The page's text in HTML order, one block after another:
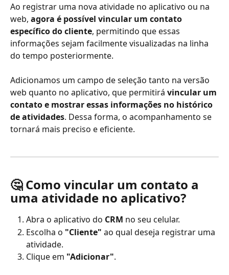
Ao registrar uma nova atividade no aplicativo ou na
web, agora é possível vincular um contato
específico do cliente, permitindo que essas
informações sejam facilmente visualizadas na linha
do tempo posteriormente.
Adicionamos um campo de seleção tanto na versão
web quanto no aplicativo, que permitirá vincular um
contato e mostrar essas informações no histórico
de atividades. Dessa forma, o acompanhamento se
tornará mais preciso e eficiente.
🤔 Como vincular um contato a
uma atividade no aplicativo?
Abra o aplicativo do CRM no seu celular.
Escolha o "Cliente" ao qual deseja registrar uma
atividade.
Clique em "Adicionar".